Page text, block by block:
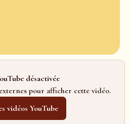
désactivée
pour afficher cette vidéo.
vidéos YouTube